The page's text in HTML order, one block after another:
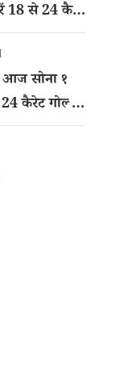
18 से 24 कैरेट
सोना १
कैरेट गोल्ड